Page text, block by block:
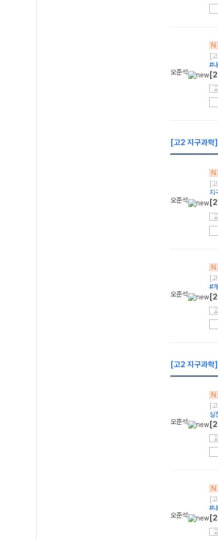
오준석
N
[
#
[고2 지구과
오준석
N
[
지
오준석
N
[
#
[고2 지구과
오준석
N
[
실
오준석
N
[
#